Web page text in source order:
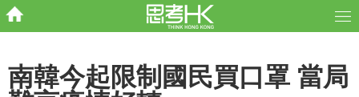
南韓今起限制國民買口罩 當局